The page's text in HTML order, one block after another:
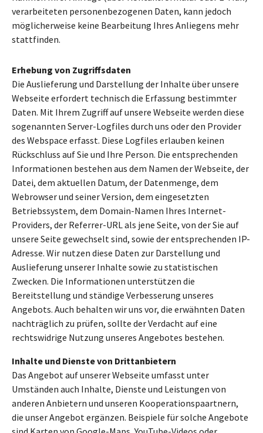
verarbeiteten personenbezogenen Daten, kann jedoch
möglicherweise keine Bearbeitung Ihres Anliegens mehr
stattfinden.
Erhebung von Zugriffsdaten
Die Auslieferung und Darstellung der Inhalte über unsere
Webseite erfordert technisch die Erfassung bestimmter
Daten. Mit Ihrem Zugriff auf unsere Webseite werden diese
sogenannten Server-Logfiles durch uns oder den Provider
des Webspace erfasst. Diese Logfiles erlauben keinen
Rückschluss auf Sie und Ihre Person. Die entsprechenden
Informationen bestehen aus dem Namen der Webseite, der
Datei, dem aktuellen Datum, der Datenmenge, dem
Webrowser und seiner Version, dem eingesetzten
Betriebssystem, dem Domain-Namen Ihres Internet-
Providers, der Referrer-URL als jene Seite, von der Sie auf
unsere Seite gewechselt sind, sowie der entsprechenden IP-
Adresse. Wir nutzen diese Daten zur Darstellung und
Auslieferung unserer Inhalte sowie zu statistischen
Zwecken. Die Informationen unterstützen die
Bereitstellung und ständige Verbesserung unseres
Angebots. Auch behalten wir uns vor, die erwähnten Daten
nachträglich zu prüfen, sollte der Verdacht auf eine
rechtswidrige Nutzung unseres Angebotes bestehen.
Inhalte und Dienste von Drittanbietern
Das Angebot auf unserer Webseite umfasst unter
Umständen auch Inhalte, Dienste und Leistungen von
anderen Anbietern und unseren Kooperationspaartnern,
die unser Angebot ergänzen. Beispiele für solche Angebote